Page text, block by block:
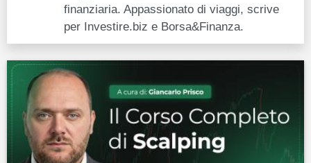
finanziaria. Appassionato di viaggi, scrive
per Investire.biz e Borsa&Finanza.